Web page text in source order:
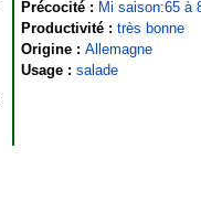
Précocité : Mi saison:65 à
Productivité : très bonne
Origine : Allemagne
Usage : salade